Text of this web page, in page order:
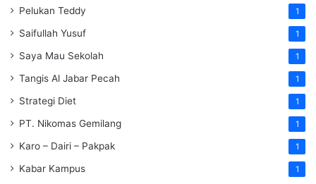
Pelukan Teddy 1
Saifullah Yusuf 1
Saya Mau Sekolah 1
Tangis Al Jabar Pecah 1
Strategi Diet 1
PT. Nikomas Gemilang 1
Karo – Dairi – Pakpak 1
Kabar Kampus 1